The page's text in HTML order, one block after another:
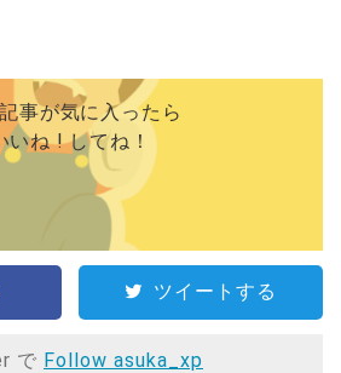
事が気に入ったら
いね ! してね！
ツイートする
で Follow asuka_xp